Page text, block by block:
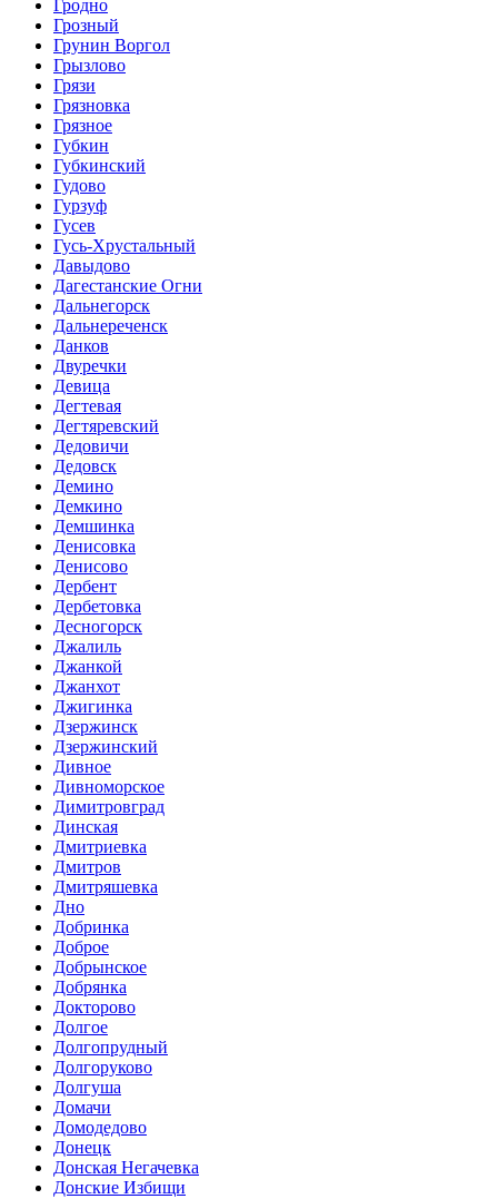
Гродно
Грозный
Грунин Воргол
Грызлово
Грязи
Грязновка
Грязное
Губкин
Губкинский
Гудово
Гурзуф
Гусев
Гусь-Хрустальный
Давыдово
Дагестанские Огни
Дальнегорск
Дальнереченск
Данков
Двуречки
Девица
Дегтевая
Дегтяревский
Дедовичи
Дедовск
Демино
Демкино
Демшинка
Денисовка
Денисово
Дербент
Дербетовка
Десногорск
Джалиль
Джанкой
Джанхот
Джигинка
Дзержинск
Дзержинский
Дивное
Дивноморское
Димитровград
Динская
Дмитриевка
Дмитров
Дмитряшевка
Дно
Добринка
Доброе
Добрынское
Добрянка
Докторово
Долгое
Долгопрудный
Долгоруково
Долгуша
Домачи
Домодедово
Донецк
Донская Негачевка
Донские Избищи